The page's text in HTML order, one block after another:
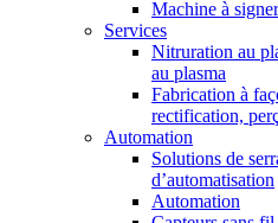
Machine à
Services
Nitruration au
au plasma
Fabrication à
rectification,
Automation
Solutions de
d’automatisation
Automation